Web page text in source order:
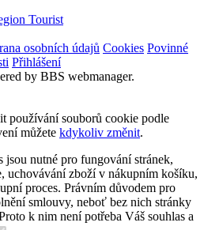
Tourist
osobních údajů Cookies Povinné
Přihlášení
používání souborů cookie podle
můžete kdykoliv změnit.
jsou nutné pro fungování stránek,
uchovávání zboží v nákupním košíku,
proces. Právním důvodem pro
smlouvy, neboť bez nich stránky
k nim není potřeba Váš souhlas a